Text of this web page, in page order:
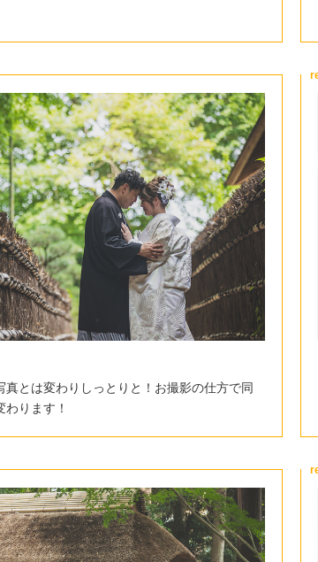
真とは変わりしっとりと！お撮影の仕方で同
わります！